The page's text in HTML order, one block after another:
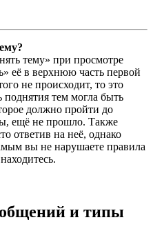
тему» при просмотре
её в верхнюю часть первой
не происходит, то это
поднятия тем могла быть
должно пройти до
ещё не прошло. Также
ответив на неё, однако
вы не нарушаете правила
и типы